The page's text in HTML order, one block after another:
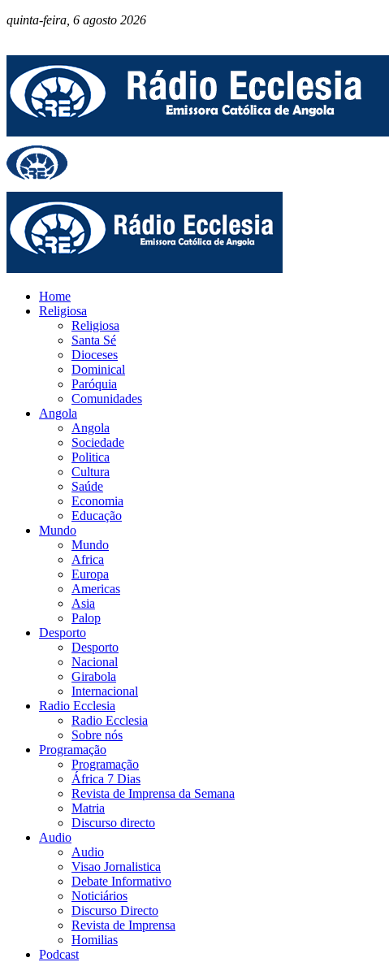
quinta-feira, 6 agosto 2026
Home
Religiosa
Religiosa
Santa Sé
Dioceses
Dominical
Paróquia
Comunidades
Angola
Angola
Sociedade
Politica
Cultura
Saúde
Economia
Educação
Mundo
Mundo
Africa
Europa
Americas
Asia
Palop
Desporto
Desporto
Nacional
Girabola
Internacional
Radio Ecclesia
Radio Ecclesia
Sobre nós
Programação
Programação
África 7 Dias
Revista de Imprensa da Semana
Matria
Discurso directo
Audio
Audio
Visao Jornalistica
Debate Informativo
Noticiários
Discurso Directo
Revista de Imprensa
Homilias
Podcast